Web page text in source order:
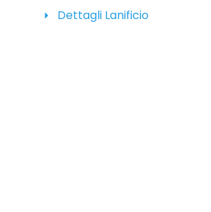
Dettagli Lanificio